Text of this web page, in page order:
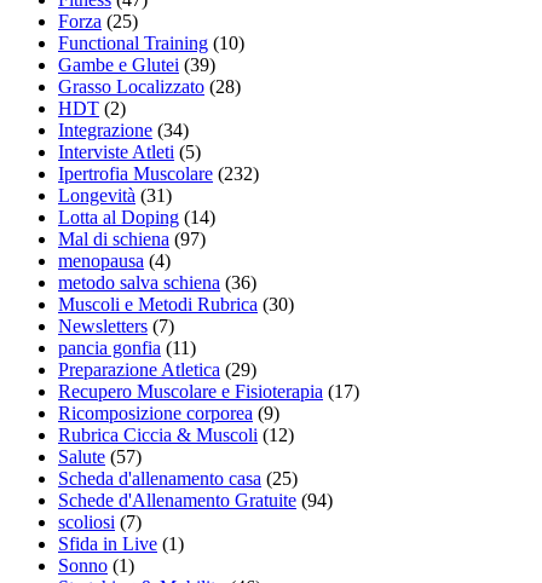
Forza (25)
Functional Training (10)
Gambe e Glutei (39)
Grasso Localizzato (28)
HDT (2)
Integrazione (34)
Interviste Atleti (5)
Ipertrofia Muscolare (232)
Longevità (31)
Lotta al Doping (14)
Mal di schiena (97)
menopausa (4)
metodo salva schiena (36)
Muscoli e Metodi Rubrica (30)
Newsletters (7)
pancia gonfia (11)
Preparazione Atletica (29)
Recupero Muscolare e Fisioterapia (17)
Ricomposizione corporea (9)
Rubrica Ciccia & Muscoli (12)
Salute (57)
Scheda d'allenamento casa (25)
Schede d'Allenamento Gratuite (94)
scoliosi (7)
Sfida in Live (1)
Sonno (1)